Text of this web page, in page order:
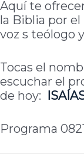
Aquí te
la Biblia por el
voz s teólogo
Tocas el
escuchar el
de hoy:
Programa